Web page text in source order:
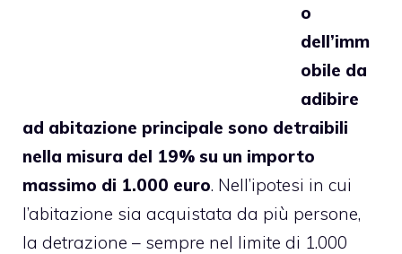
o
dell’imm
obile da
adibire
ad abitazione principale sono detraibili
nella misura del 19% su un importo
massimo di 1.000 euro. Nell’ipotesi in cui
l’abitazione sia acquistata da più persone,
la detrazione – sempre nel limite di 1.000